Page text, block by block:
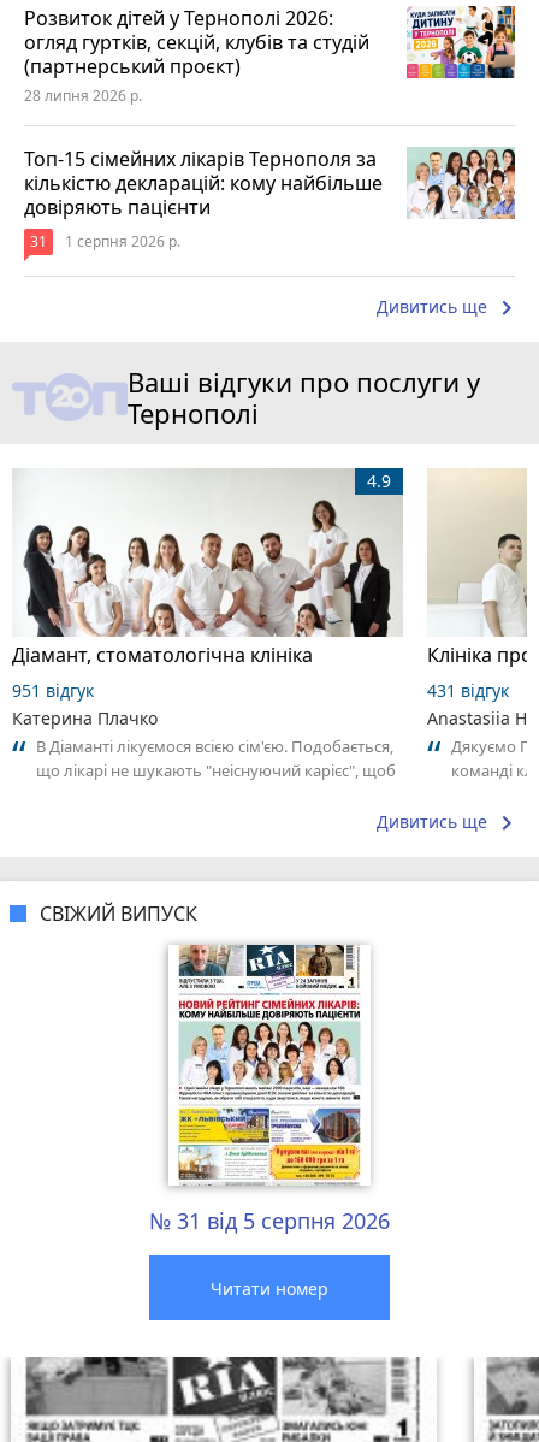
Розвиток дітей у Тернополі 2026:
огляд гуртків, секцій, клубів та студій
(партнерський проєкт)
28 липня 2026 р.
Топ-15 сімейних лікарів Тернополя за
кількістю декларацій: кому найбільше
довіряють пацієнти
31 1 серпня 2026 р.
Дивитись ще keyboard_arrow_right
Ваші відгуки про послуги у
Тернополі
Діамант, стоматологічна клініка
4.9
951 відгук
Катерина Плачко
В Діаманті лікуємося всією сім'єю. Подобається,
що лікарі не шукають "неіснуючий карієс", щоб
431 відгук
Anastasiia
Дякуємо
команді
Дивитись ще keyboard_arrow_right
СВІЖИЙ ВИПУСК
№ 31 від 5 серпня 2026
Читати номер